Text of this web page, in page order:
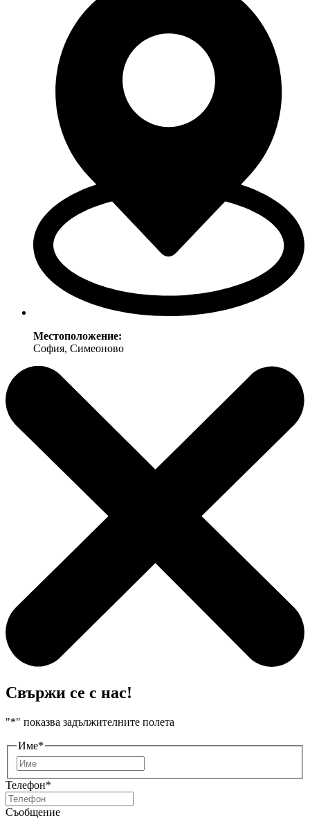
Местоположение:
София, Симеоново
Свържи се с нас!
"*" показва задължителните полета
Име*
Телефон*
Съобщение